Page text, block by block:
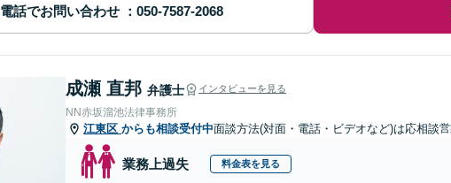
電話でお問い合わせ
成瀬 直邦 弁護士 インタビューを見る
NN赤坂溜池法律事務所
江東区 からも相談受付中面談方法(対面・電話・ビデオなど)は応相談
業務上過失 料金表を見る